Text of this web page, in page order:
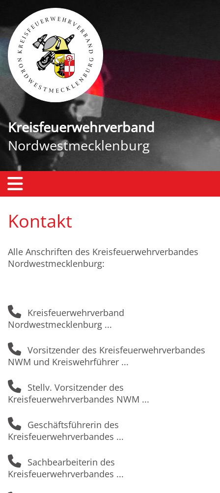
Kreisfeuerwehrverband
Nordwestmecklenburg
Kontakt
Alle Anschriften des Kreisfeuerwehrverbandes
Nordwestmecklenburg:
Kreisfeuerwehrverband
Nordwestmecklenburg
Vorsitzender des Kreisfeuerwehrverbandes
NWM und Kreiswehrführer
Stellv. Vorsitzender des
Kreisfeuerwehrverbandes NWM
Geschäftsführerin des
Kreisfeuerwehrverbandes
Sachbearbeiterin des
Kreisfeuerwehrverbandes